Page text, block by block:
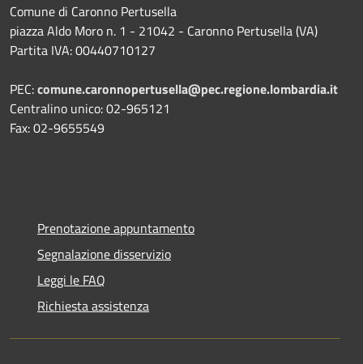
Comune di Caronno Pertusella
piazza Aldo Moro n. 1 - 21042 - Caronno Pertusella (VA)
Partita IVA: 00440710127
PEC:comune.caronnopertusella@pec.regione.lombardia.it
Centralino unico: 02-965121
Fax: 02-9655549
Prenotazione appuntamento
Segnalazione disservizio
Leggi le FAQ
Richiesta assistenza